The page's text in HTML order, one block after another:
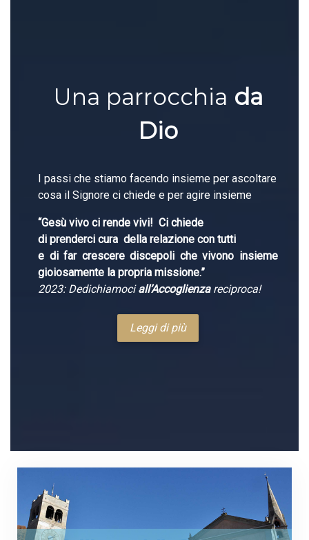
Una parrocchia da
Dio
I passi che stiamo facendo insieme per ascoltare
cosa il Signore ci chiede e per agire insieme
“Gesù vivo ci rende vivi! Ci chiede
di prenderci cura della relazione con tutti
e di far crescere discepoli che vivono insieme
gioiosamente la propria missione.”
2023: Dedichiamociall’Accoglienzareciproca!
Leggi di più